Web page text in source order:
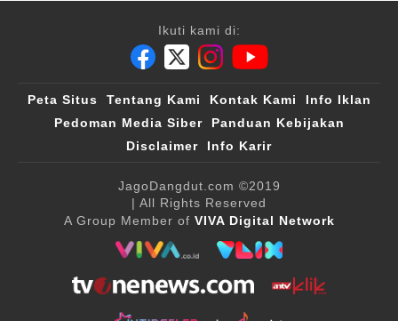
Ikuti kami di:
Peta Situs Tentang Kami Kontak Kami
Info Iklan
Pedoman Media Siber
Panduan Kebijakan
Disclaimer
Info Karir
JagoDangdut.com ©2019
| All Rights Reserved
A Group Member of VIVA Digital Network